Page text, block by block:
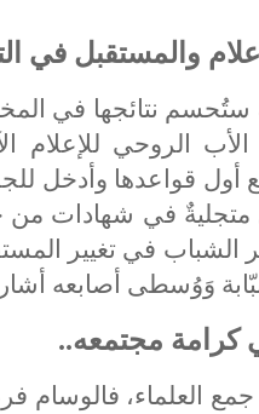
والمستقبل في
ستُحسم نتائجها في
الروحي للإعلام
أول قواعدها وأدخل
في شهادات من
الشباب في تغيير
وَوُسطى أصابعه
كرامة مجتمعه..
جمع العلماء،